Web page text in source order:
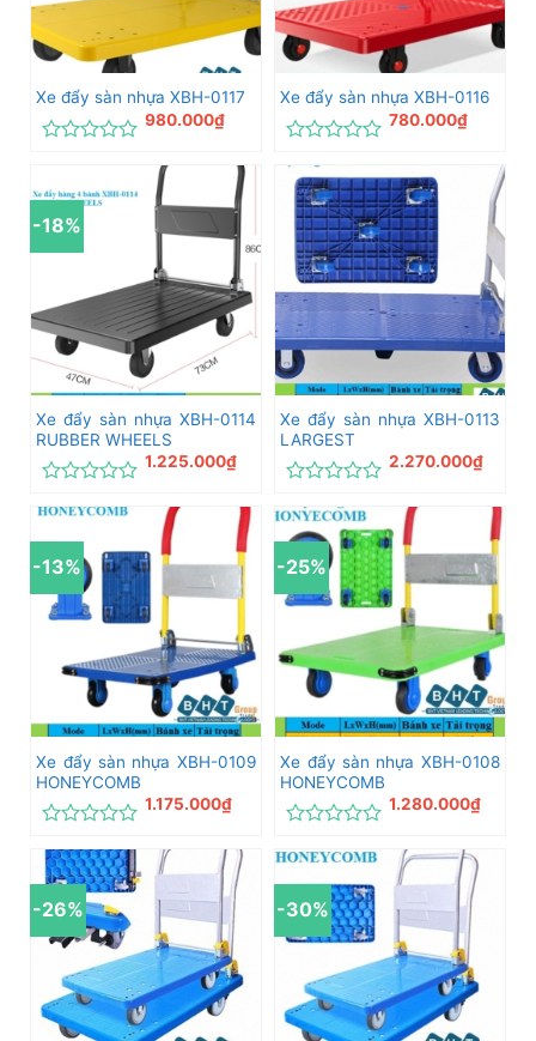
Xe đẩy sàn nhựa XBH-0117
hạng
0
5
sao
980.000₫
Xe đẩy sàn nhựa XBH-0116
xếp
hạng
5
sao
780.000₫
-18%
Xe đẩy sàn nhựa XBH-0114
RUBBER WHEELS
xếp
hạng
0
5
sao
1.225.000₫
Xe đẩy sàn nhựa XBH-0113
LARGEST
xếp
hạng
0
5
sao
2.270.000₫
-13%
Xe đẩy sàn nhựa XBH-0109
HONEYCOMB
xếp
hạng
0
5
sao
1.175.000₫
-25%
Xe đẩy sàn nhựa XBH-0108
HONEYCOMB
xếp
hạng
0
5
sao
1.280.000₫
-26% -30%